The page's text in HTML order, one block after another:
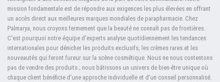
mission fondamentale est de répondre aux exigences les plus élevées en offrant
un accès direct aux meilleures marques mondiales de parapharmacie. Chez
Palmarya, nous croyons fermement que la beauté ne connaît pas de frontières.
C'est pourquoi notre équipe d'experts analyse quotidiennement les tendances
internationales pour dénicher les produits exclusifs, les crèmes rares et les
nouveautés qui feront fureur sur la scène cosmétique. Nous ne nous contentons
pas de vendre des produits ; nous bâtissons un univers de bien-être unique où
chaque client bénéficie d'une approche individuelle et d'un conseil personnalisé.